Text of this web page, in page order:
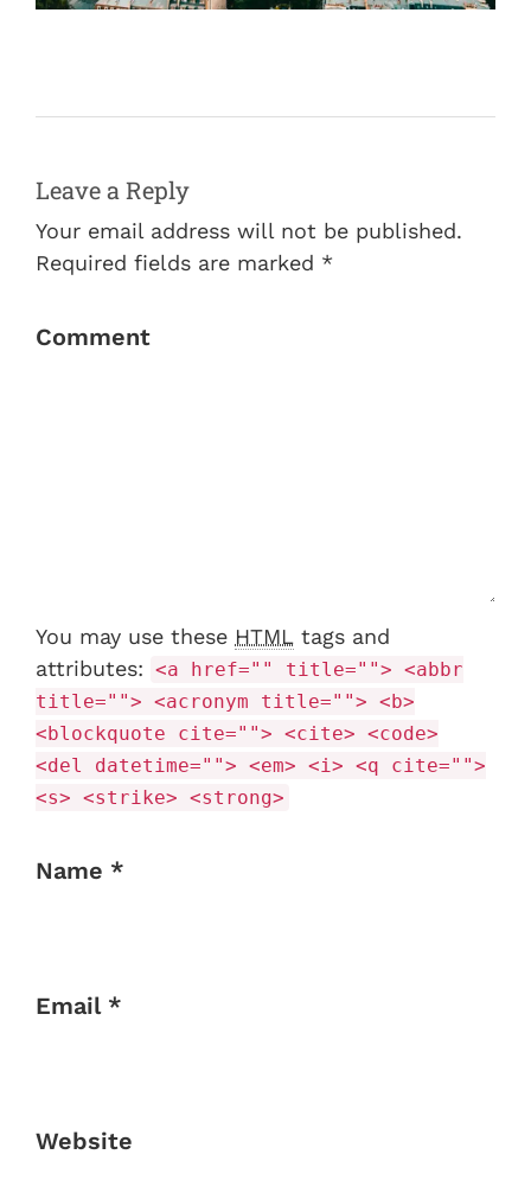
Leave a Reply
Your email address will not be published.
Required fields are marked *
Comment
You may use these HTML tags and
attributes: <a href="" title=""> <abbr
title=""> <acronym title=""> <b>
<blockquote cite=""> <cite> <code>
<del datetime=""> <em> <i> <q cite="">
<s> <strike> <strong>
Name *
Email *
Website